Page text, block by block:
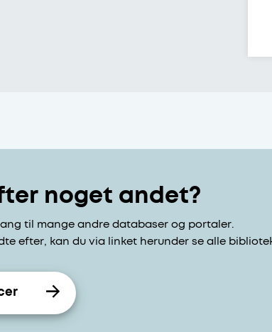
noget andet?
til mange andre databaser og portaler.
efter, kan du via linket herunder se alle